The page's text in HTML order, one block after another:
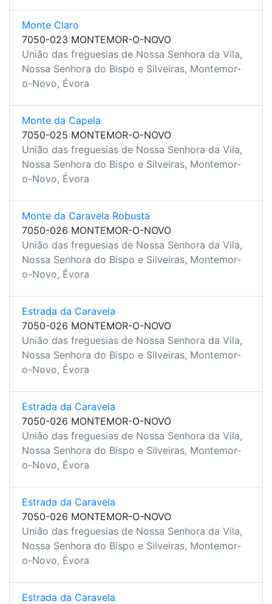
Monte Claro
7050-023 MONTEMOR-O-NOVO
União das freguesias de Nossa Senhora da Vila,
Nossa Senhora do Bispo e Silveiras, Montemor-
o-Novo, Évora
Monte da Capela
7050-025 MONTEMOR-O-NOVO
União das freguesias de Nossa Senhora da Vila,
Nossa Senhora do Bispo e Silveiras, Montemor-
o-Novo, Évora
Monte da Caravela Robusta
7050-026 MONTEMOR-O-NOVO
União das freguesias de Nossa Senhora da Vila,
Nossa Senhora do Bispo e Silveiras, Montemor-
o-Novo, Évora
Estrada da Caravela
7050-026 MONTEMOR-O-NOVO
União das freguesias de Nossa Senhora da Vila,
Nossa Senhora do Bispo e Silveiras, Montemor-
o-Novo, Évora
Estrada da Caravela
7050-026 MONTEMOR-O-NOVO
União das freguesias de Nossa Senhora da Vila,
Nossa Senhora do Bispo e Silveiras, Montemor-
o-Novo, Évora
Estrada da Caravela
7050-026 MONTEMOR-O-NOVO
União das freguesias de Nossa Senhora da Vila,
Nossa Senhora do Bispo e Silveiras, Montemor-
o-Novo, Évora
Estrada da Caravela